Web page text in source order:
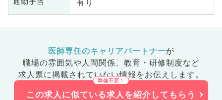
医師専任のキャリアパートナーが
職場の雰囲気や人間関係、 教育・研修制度など
求人票に掲載されていない情報をお伝えします。
この求人に似ている求人を紹介してもらう